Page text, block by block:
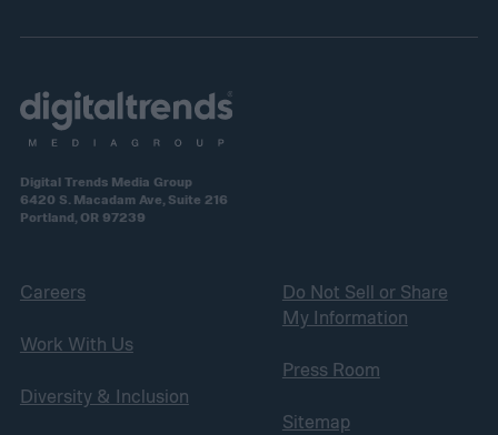
Digital Trends Media Group
6420 S. Macadam Ave, Suite 216
Portland, OR 97239
Careers
Work With Us
Diversity & Inclusion
Do Not Sell or Share
My Information
Press Room
Sitemap